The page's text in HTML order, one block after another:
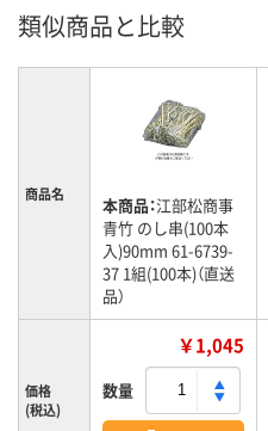
類似商品と比較
商品名 本商品：江部松商事
青竹 のし串(100本
入)90mm 61-6739-
37 1組(100本)（直送
品）
価格
(税込)
￥1,045
数量